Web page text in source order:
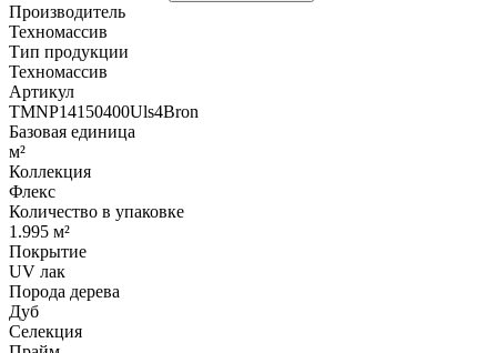
Производитель
Техномассив
Тип продукции
Техномассив
Артикул
TMNP14150400Uls4Bron
Базовая единица
м²
Коллекция
Флекс
Количество в упаковке
1.995 м²
Покрытие
UV лак
Порода дерева
Дуб
Селекция